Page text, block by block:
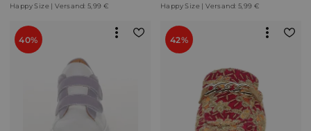
Happy Size | Versand: 5,99 €
Happy Size | Versand: 5,99 €
40% 42%